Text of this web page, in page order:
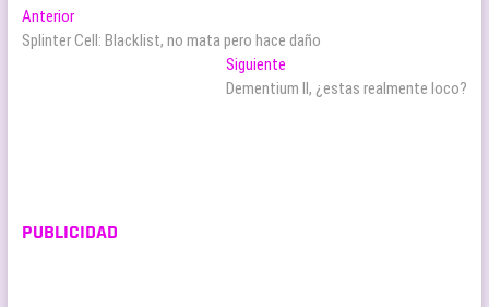
Navegación
de
AnteriorEntrada
anterior:
Splinter Cell: Blacklist, no mata pero hace daño
Siguiente
siguiente:
Dementium II, ¿estas realmente loco?
PUBLICIDAD